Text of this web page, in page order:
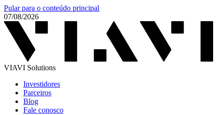
Pular para o conteúdo principal
07/08/2026
VIAVI Solutions
Investidores
Parceiros
Blog
Fale conosco